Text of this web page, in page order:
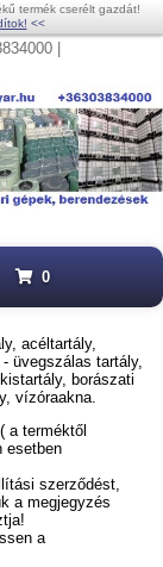
termék cserélt gazdát!
<<
|
0
acéltartály,
üvegszálas tartály,
borászati
vízóraakna.
a terméktől
esetben
szerződést,
a megjegyzés
a